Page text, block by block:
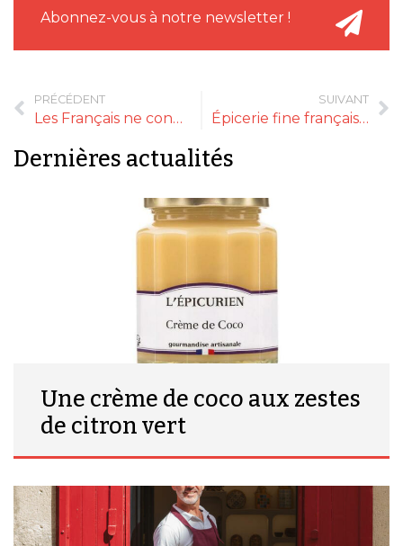
Abonnez-vous à notre newsletter !
PRÉCÉDENT
Les Français ne connaissent-ils vraiment rien aux produits de saison ?
SUIVANT
Épicerie fine française, une croissance à l’export qui ne se dément pas
Dernières actualités
Une crème de coco aux zestes
de citron vert